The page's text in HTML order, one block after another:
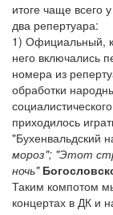
итоге чаще всего
два репертуара:
1) Официальный,
него включались
номера из
обработки
приходилось
"Бухенвальдский
мороз"; "Этот
ночь"
Таким компотом
концертах в ДК и